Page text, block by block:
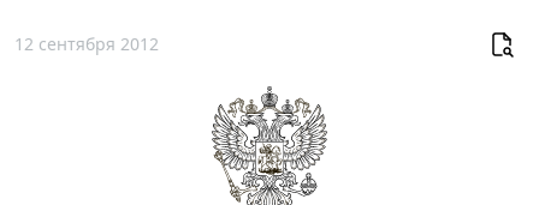
12 сентября 2012